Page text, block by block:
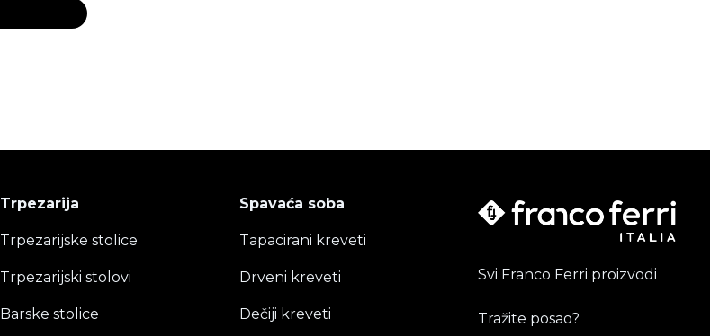
Trpezarija
Trpezarijske stolice
Trpezarijski stolovi
Barske stolice
Spavaća soba
Tapacirani kreveti
Drveni kreveti
Dečiji kreveti
Svi Franco Ferri proizvodi
Tražite posao?